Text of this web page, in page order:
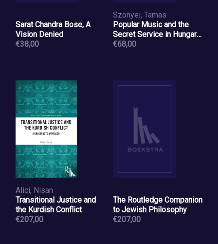
Sarat Chandra Bose, A
Vision Denied
€38,00
Szonyei, Tamas
Popular Music and the
Secret Service in Hungary,
1945–1990
€68,00
Alici, Nisan
Transitional Justice and
the Kurdish Conflict
€207,00
The Routledge Companion
to Jewish Philosophy
€207,00